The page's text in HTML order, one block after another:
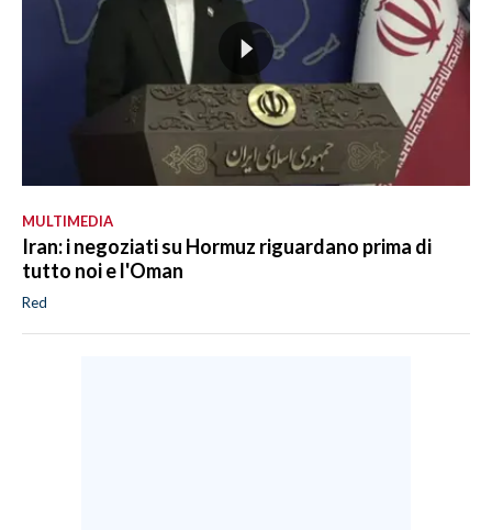
MULTIMEDIA
Iran: i negoziati su Hormuz riguardano prima di
tutto noi e l'Oman
Red